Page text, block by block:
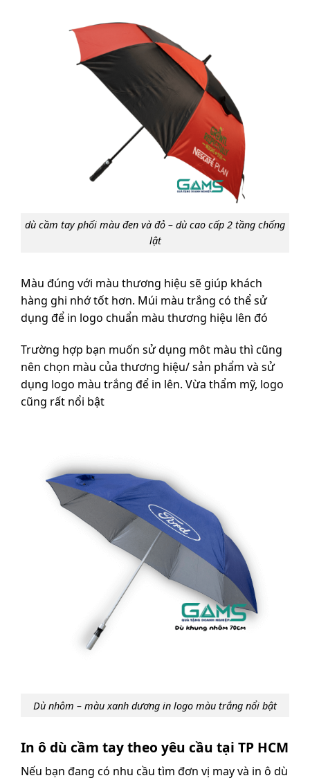
dù cầm tay phối màu đen và đỏ – dù cao cấp 2 tầng chống
lật
Màu đúng với màu thương hiệu sẽ giúp khách
hàng ghi nhớ tốt hơn. Múi màu trắng có thể sử
dụng để in logo chuẩn màu thương hiệu lên đó
Trường hợp bạn muốn sử dụng môt màu thì cũng
nên chọn màu của thương hiệu/ sản phẩm và sử
dụng logo màu trắng để in lên. Vừa thẩm mỹ, logo
cũng rất nổi bật
Dù nhôm – màu xanh dương in logo màu trắng nổi bật
In ô dù cầm tay theo yêu cầu tại TP HCM
Nếu bạn đang có nhu cầu tìm đơn vị may và in ô dù